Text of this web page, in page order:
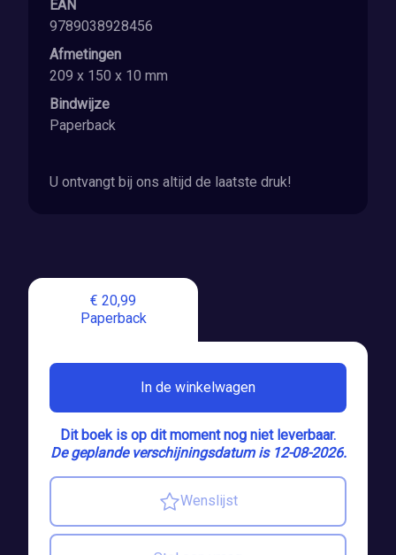
€ 20,99
Paperback
In de winkelwagen
Dit boek is op dit moment nog niet leverbaar.
De geplande verschijningsdatum is 12-08-2026.
Wenslijst
EAN
9789038928456
Afmetingen
209 x 150 x 10 mm
Bindwijze
Paperback
U ontvangt bij ons altijd de laatste druk!